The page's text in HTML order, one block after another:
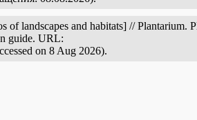
landscapes and habitats] // Plantarium.
guide. URL:
on 8 Aug 2026).